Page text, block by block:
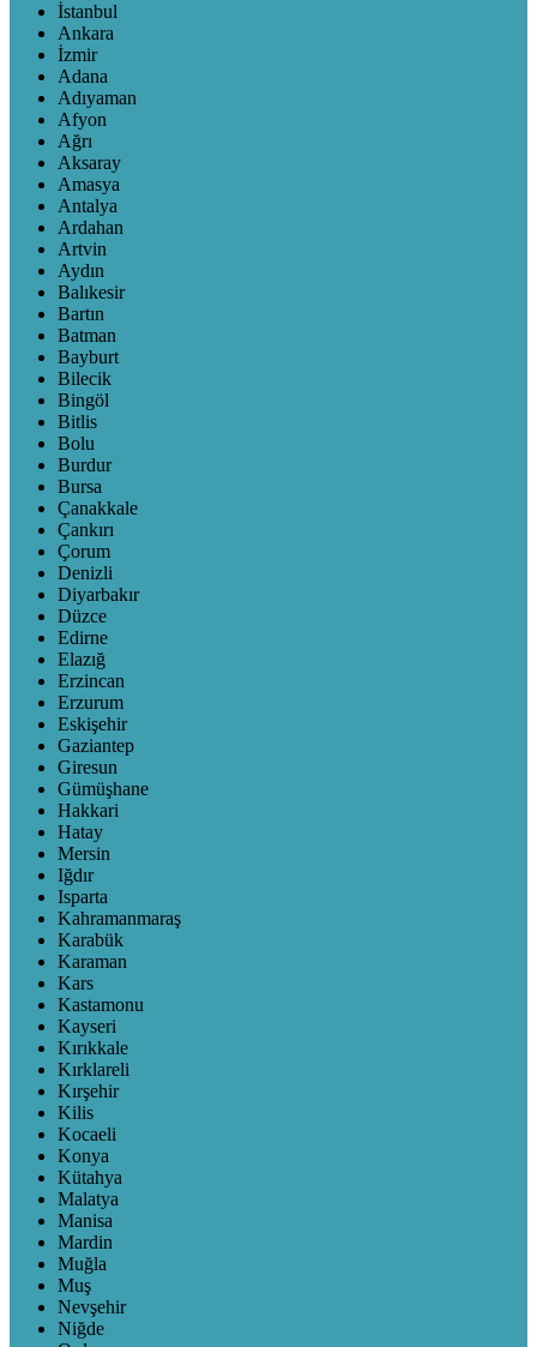
İstanbul
Ankara
İzmir
Adana
Adıyaman
Afyon
Ağrı
Aksaray
Amasya
Antalya
Ardahan
Artvin
Aydın
Balıkesir
Bartın
Batman
Bayburt
Bilecik
Bingöl
Bitlis
Bolu
Burdur
Bursa
Çanakkale
Çankırı
Çorum
Denizli
Diyarbakır
Düzce
Edirne
Elazığ
Erzincan
Erzurum
Eskişehir
Gaziantep
Giresun
Gümüşhane
Hakkari
Hatay
Mersin
Iğdır
Isparta
Kahramanmaraş
Karabük
Karaman
Kars
Kastamonu
Kayseri
Kırıkkale
Kırklareli
Kırşehir
Kilis
Kocaeli
Konya
Kütahya
Malatya
Manisa
Mardin
Muğla
Muş
Nevşehir
Niğde